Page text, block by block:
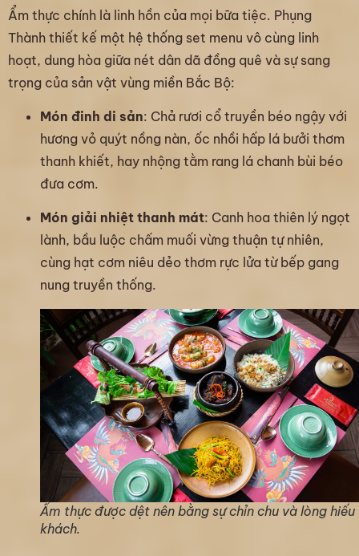
Ẩm thực chính là linh hồn của mọi bữa tiệc. Phụng
Thành thiết kế một hệ thống set menu vô cùng linh
hoạt, dung hòa giữa nét dân dã đồng quê và sự sang
trọng của sản vật vùng miền Bắc Bộ:
Món đinh di sản: Chả rươi cổ truyền béo ngậy với
hương vỏ quýt nồng nàn, ốc nhồi hấp lá bưởi thơm
thanh khiết, hay nhộng tằm rang lá chanh bùi béo
đưa cơm.
Món giải nhiệt thanh mát: Canh hoa thiên lý ngọt
lành, bầu luộc chấm muối vừng thuận tự nhiên,
cùng hạt cơm niêu dẻo thơm rực lửa từ bếp gang
nung truyền thống.
Ẩm thực được dệt nên bằng sự chỉn chu và lòng hiếu
khách.